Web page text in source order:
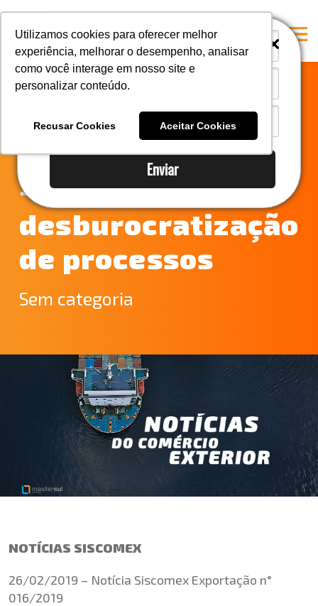
Enviar
Utilizamos cookies para oferecer melhor
experiência, melhorar o desempenho, analisar
como você interage em nosso site e
personalizar conteúdo.
Recusar Cookies Aceitar Cookies
i
i
A Mastersul
#35 (no title)
Blog
#37 (no title)
#38 (no title)
Notícias do
comércio exterior
–
desburocratização
de processos
Sem categoria
NOTÍCIAS SISCOMEX
26/02/2019 – Notícia Siscomex Exportação n°
016/2019